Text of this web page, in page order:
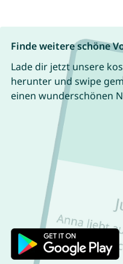
Finde weitere schöne
Lade dir jetzt unsere
herunter und swipe
einen wunderschönen